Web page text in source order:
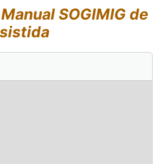
Manual SOGIMIG de